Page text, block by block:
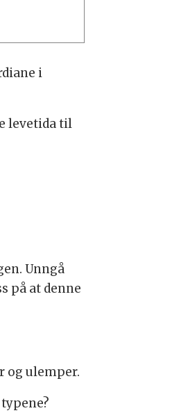
i
levetida til
Unngå
på at denne
og ulemper.